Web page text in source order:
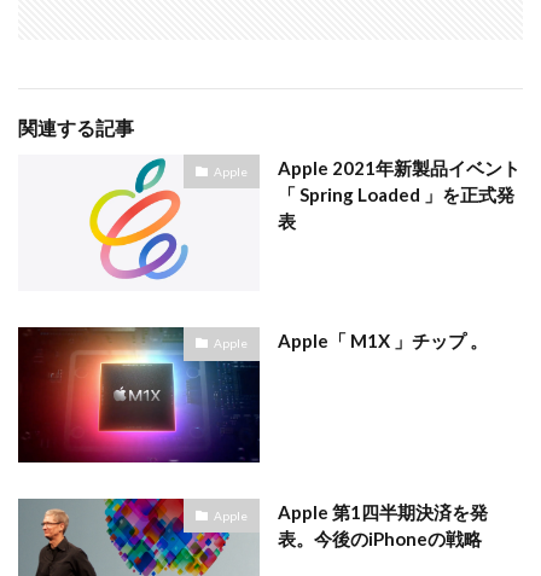
関連する記事
Apple
Apple 2021年新製品イベント
「 Spring Loaded 」を正式発
表
Apple Apple「 M1X 」チップ 。
Apple
Apple 第1四半期決済を発
表。今後のiPhoneの戦略